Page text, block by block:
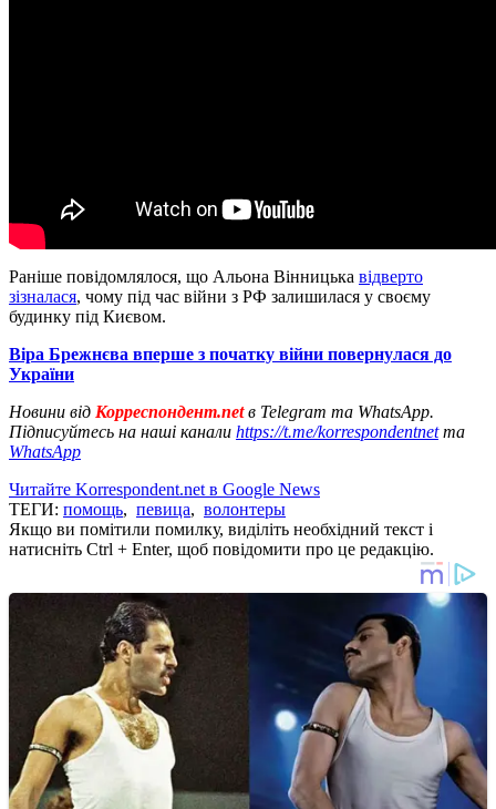
Раніше повідомлялося, що Альона Вінницька відверто
зізналася, чому під час війни з РФ залишилася у своєму
будинку під Києвом.
Віра Брежнєва вперше з початку війни повернулася до
України
Новини від Корреспондент.netв Telegram та WhatsApp.
Підписуйтесь на наші канали https://t.me/korrespondentnetта
WhatsApp
Читайте Korrespondent.net в Google News
ТЕГИ: помощь, певица, волонтеры
Якщо ви помітили помилку, виділіть необхідний текст і
натисніть Ctrl + Enter, щоб повідомити про це редакцію.